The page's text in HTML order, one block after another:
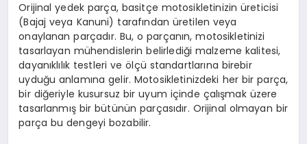
Orijinal yedek parça, basitçe motosikletinizin üreticisi
(Bajaj veya Kanuni) tarafından üretilen veya
onaylanan parçadır. Bu, o parçanın, motosikletinizi
tasarlayan mühendislerin belirlediği malzeme kalitesi,
dayanıklılık testleri ve ölçü standartlarına birebir
uyduğu anlamına gelir. Motosikletinizdeki her bir parça,
bir diğeriyle kusursuz bir uyum içinde çalışmak üzere
tasarlanmış bir bütünün parçasıdır. Orijinal olmayan bir
parça bu dengeyi bozabilir.